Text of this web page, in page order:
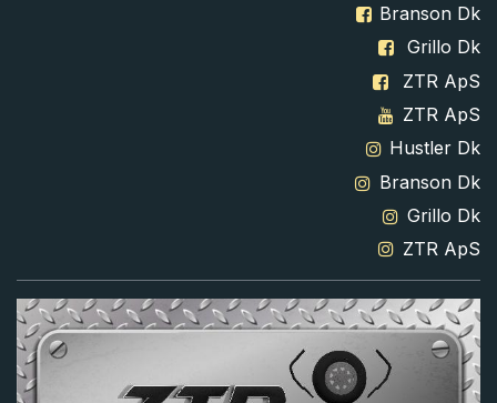
Branson Dk
Grillo Dk
ZTR ApS
ZTR ApS
Hustler Dk
Branson Dk
Grillo Dk
ZTR ApS